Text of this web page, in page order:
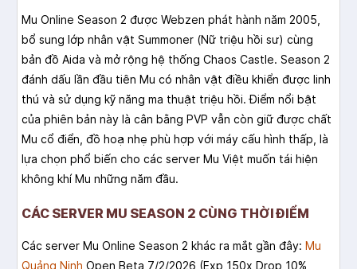
Mu Online Season 2 được Webzen phát hành năm 2005,
bổ sung lớp nhân vật Summoner (Nữ triệu hồi sư) cùng
bản đồ Aida và mở rộng hệ thống Chaos Castle. Season 2
đánh dấu lần đầu tiên Mu có nhân vật điều khiển được linh
thú và sử dụng kỹ năng ma thuật triệu hồi. Điểm nổi bật
của phiên bản này là cân bằng PVP vẫn còn giữ được chất
Mu cổ điển, đồ hoạ nhẹ phù hợp với máy cấu hình thấp, là
lựa chọn phổ biến cho các server Mu Việt muốn tái hiện
không khí Mu những năm đầu.
CÁC SERVER MU SEASON 2 CÙNG THỜI ĐIỂM
Các server Mu Online Season 2 khác ra mắt gần đây: Mu
Quảng Ninh Open Beta 7/2/2026 (Exp 150x Drop 10%,